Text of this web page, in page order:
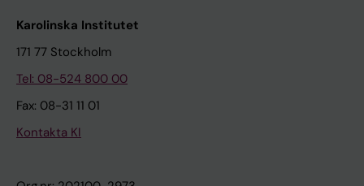
Karolinska Institutet
171 77 Stockholm
Tel: 08-524 800 00
Fax: 08-31 11 01
Kontakta KI